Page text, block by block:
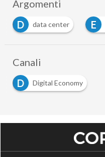
Argomenti
D
data center E
Canali
D
Digital Economy